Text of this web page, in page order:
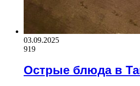
03.09.2025
919
Острые блюда в